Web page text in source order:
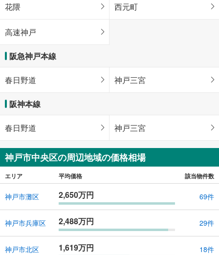
花隈 西元町
高速神戸
阪急神戸本線
春日野道 神戸三宮
阪神本線
春日野道 神戸三宮
神戸市中央区の周辺地域の価格相場
エリア 平均価格 該当物件数
神戸市灘区 2,650万円 69件
神戸市兵庫区 2,488万円 29件
神戸市北区 1,619万円 18件